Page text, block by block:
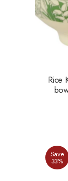
Rice
Save
33%